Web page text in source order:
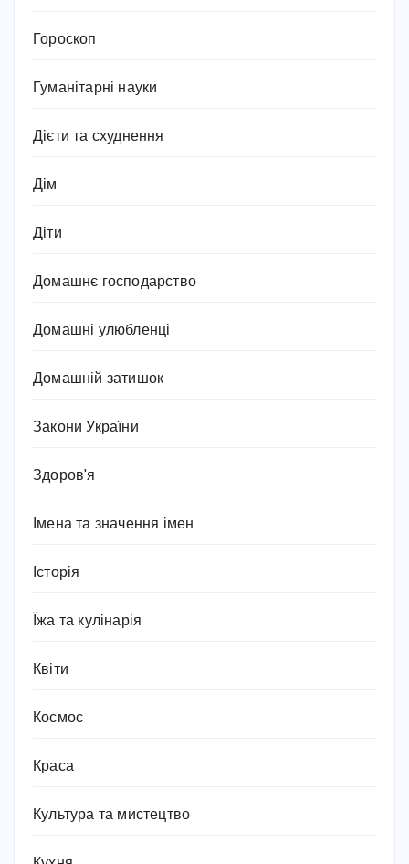
Гороскоп
Гуманітарні науки
Дієти та схуднення
Дім
Діти
Домашнє господарство
Домашні улюбленці
Домашній затишок
Закони України
Здоров'я
Імена та значення імен
Історія
Їжа та кулінарія
Квіти
Космос
Краса
Культура та мистецтво